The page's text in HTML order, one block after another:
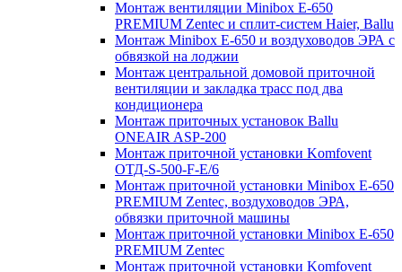
Монтаж вентиляции Minibox E-650
PREMIUM Zentec и сплит-систем Haier, Ballu
Монтаж Minibox E-650 и воздуховодов ЭРА с
обвязкой на лоджии
Монтаж центральной домовой приточной
вентиляции и закладка трасс под два
кондиционера
Монтаж приточных установок Ballu
ONEAIR ASP-200
Монтаж приточной установки Komfovent
ОТД-S-500-F-E/6
Монтаж приточной установки Minibox E-650
PREMIUM Zentec, воздуховодов ЭРА,
обвязки приточной машины
Монтаж приточной установки Minibox E-650
PREMIUM Zentec
Монтаж приточной установки Komfovent